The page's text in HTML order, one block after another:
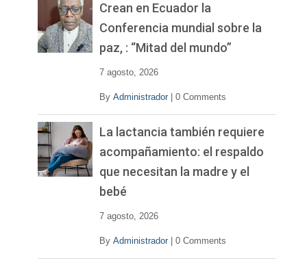
Crean en Ecuador la
Conferencia mundial sobre la
paz, : “Mitad del mundo”
7 agosto, 2026
By Administrador 0 Comments
La lactancia también requiere
acompañamiento: el respaldo
que necesitan la madre y el
bebé
7 agosto, 2026
By Administrador 0 Comments